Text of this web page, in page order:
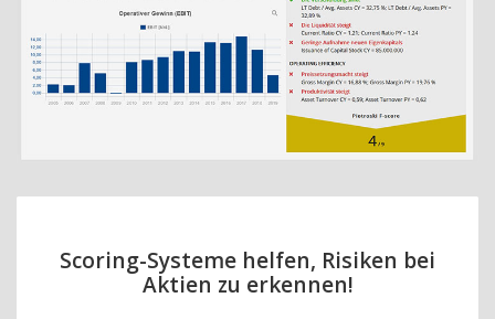
Scoring-Systeme helfen, Risiken bei
Aktien zu erkennen!